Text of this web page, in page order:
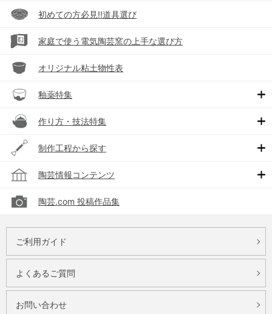
初めての方必見!!道具選び
家庭で使う電気陶芸窯の上手な選び方
オリジナル粘土物性表
釉薬特集
作り方・技法特集
制作工程から探す
陶芸情報コンテンツ
陶芸.com 投稿作品集
ご利用ガイド
よくあるご質問
お問い合わせ